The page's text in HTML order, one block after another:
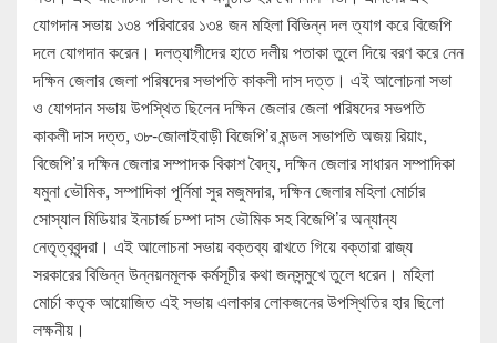
যোগদান সভায় ১৩৪ পরিবারের ১৩৪ জন মহিলা বিভিন্ন দল ত্যাগ করে বিজেপি
দলে যোগদান করেন। দলত্যাগীদের হাতে দলীয় পতাকা তুলে দিয়ে বরণ করে নেন
দক্ষিন জেলার জেলা পরিষদের সভাপতি কাকলী দাস দত্ত। এই আলোচনা সভা
ও যোগদান সভায় উপস্থিত ছিলেন দক্ষিন জেলার জেলা পরিষদের সভপতি
কাকলী দাস দত্ত, ৩৮-জোলাইবাড়ী বিজেপি’র মন্ডল সভাপতি অজয় রিয়াং,
বিজেপি’র দক্ষিন জেলার সম্পাদক বিকাশ বৈদ্য, দক্ষিন জেলার সাধারন সম্পাদিকা
যমুনা ভৌমিক, সম্পাদিকা পূর্নিমা সুর মজুমদার, দক্ষিন জেলার মহিলা মোর্চার
সোস্যাল মিডিয়ার ইনচার্জ চম্পা দাস ভৌমিক সহ বিজেপি’র অন্যান্য
নেতৃত্ববৃন্দরা। এই আলোচনা সভায় বক্তব্য রাখতে গিয়ে বক্তারা রাজ্য
সরকারের বিভিন্ন উন্নয়নমূলক কর্মসূচীর কথা জনসন্মুখে তুলে ধরেন। মহিলা
মোর্চা কতৃক আয়োজিত এই সভায় এলাকার লোকজনের উপস্থিতির হার ছিলো
লক্ষনীয়।